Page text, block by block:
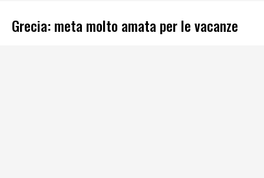
Grecia: meta molto amata per le vacanze